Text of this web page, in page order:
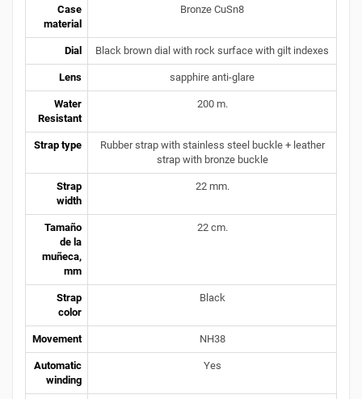
Case
material
Bronze CuSn8
Dial Black brown dial with rock surface with gilt indexes
Lens sapphire anti-glare
Water
Resistant
200 m.
Strap type
Rubber strap with stainless steel buckle + leather
strap with bronze buckle
Strap
width
22 mm.
Tamaño
de la
muñeca,
mm
22 cm.
Strap
color
Black
Movement NH38
Automatic
winding
Yes